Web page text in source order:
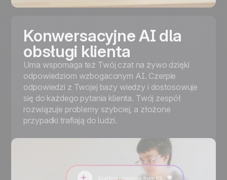
Konwersacyjne AI dla
obsługi klienta
Uma wspomaga też Twój czat na żywo dzięki
odpowiedziom wzbogaconym AI. Czerpie
odpowiedzi z Twojej bazy wiedzy i dostosowuje
się do każdego pytania klienta. Twój zespół
rozwiązuje problemy szybciej, a złożone
przypadki trafiają do ludzi.